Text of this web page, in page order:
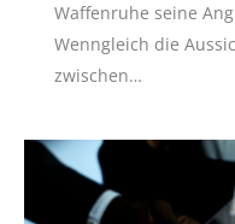
Waffenruhe seine
Wenngleich die
zwischen…